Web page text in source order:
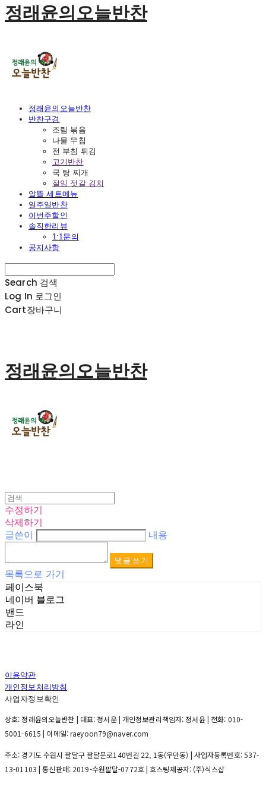
정래윤의오늘반찬
정래윤의오늘반찬
반찬구경
조림 볶음
나물 무침
전 부침 튀김
고기반찬
국 탕 찌개
절임 젓갈 김치
알뜰 세트메뉴
일주일반찬
이번주할인
솔직한리뷰
1:1문의
공지사항
Search 검색
Log In 로그인
Cart장바구니
정래윤의오늘반찬
수정하기
삭제하기
글쓴이
내용
댓글 쓰기
목록으로 가기
페이스북
네이버 블로그
밴드
라인
이용약관
개인정보처리방침
사업자정보확인
상호: 정래윤의오늘반찬 | 대표: 정서윤 | 개인정보관리책임자: 정서윤 | 전화: 010-
5001-6615 | 이메일: raeyoon79@naver.com
주소: 경기도 수원시 팔달구 팔달문로140번길 22, 1동(우만동) | 사업자등록번호:537-
13-01103 | 통신판매: 2019-수원팔달-0772호| 호스팅제공자: (주)식스샵